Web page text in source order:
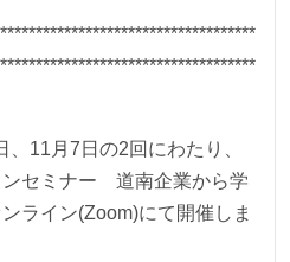
11月7日の2回にわたり、
ンセミナー 道南企業から学
ライン(Zoom)にて開催しま